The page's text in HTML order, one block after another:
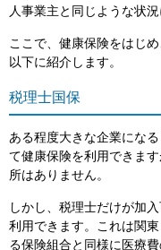
人事業主と同じような状況
ここで、健康保険をはじ
以下に紹介します。
税理士国保
ある程度大きな企業にな
て健康保険を利用できま
所はありません。
しかし、税理士だけが加
利用できます。これは関
る保険組合と同様に医療